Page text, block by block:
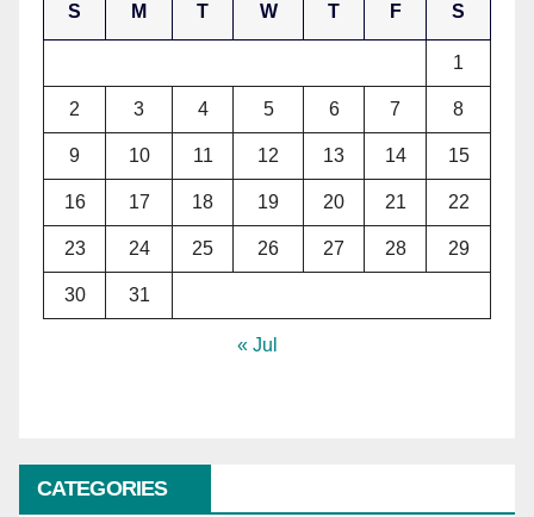
S M T W T F S
1
2 3 4 5 6 7 8
9 10 11 12 13 14 15
16 17 18 19 20 21 22
23 24 25 26 27 28 29
30 31
« Jul
CATEGORIES